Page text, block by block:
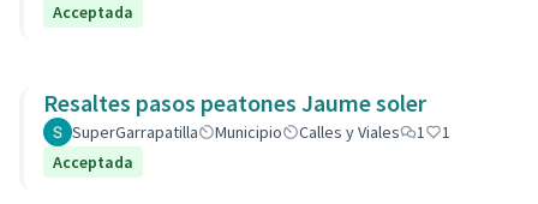
Acceptada
Resaltes pasos peatones Jaume soler
SuperGarrapatilla Municipio Calles y Viales 1
1
Acceptada